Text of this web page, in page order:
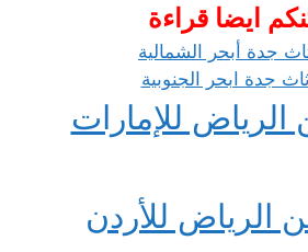
ايضا قراءة
جدة أبحر الشمالية
جدة ابحر الجنوبية
للإمارات
للأردن